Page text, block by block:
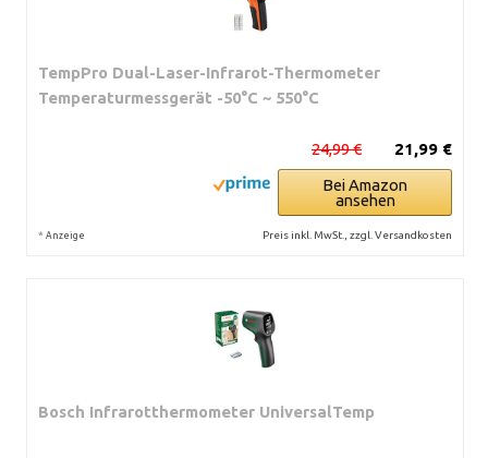
TempPro Dual-Laser-Infrarot-Thermometer
Temperaturmessgerät -50°C ~ 550°C
21,99 €
24,99 €
Bei Amazon
ansehen
* Anzeige Preis inkl. MwSt., zzgl. Versandkosten
Bosch Infrarotthermometer UniversalTemp